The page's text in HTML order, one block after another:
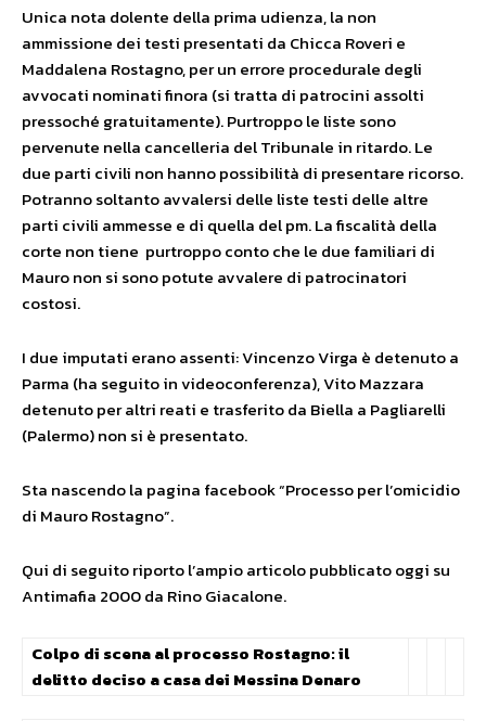
Unica nota dolente della prima udienza, la non
ammissione dei testi presentati da Chicca Roveri e
Maddalena Rostagno, per un errore procedurale degli
avvocati nominati finora (si tratta di patrocini assolti
pressoché gratuitamente). Purtroppo le liste sono
pervenute nella cancelleria del Tribunale in ritardo. Le
due parti civili non hanno possibilità di presentare ricorso.
Potranno soltanto avvalersi delle liste testi delle altre
parti civili ammesse e di quella del pm. La fiscalità della
corte non tiene purtroppo conto che le due familiari di
Mauro non si sono potute avvalere di patrocinatori
costosi.
I due imputati erano assenti: Vincenzo Virga è detenuto a
Parma (ha seguito in videoconferenza), Vito Mazzara
detenuto per altri reati e trasferito da Biella a Pagliarelli
(Palermo) non si è presentato.
Sta nascendo la pagina facebook “Processo per l’omicidio
di Mauro Rostagno”.
Qui di seguito riporto l’ampio articolo pubblicato oggi su
Antimafia 2000 da Rino Giacalone.
Colpo di scena al processo Rostagno: il
delitto deciso a casa dei Messina Denaro